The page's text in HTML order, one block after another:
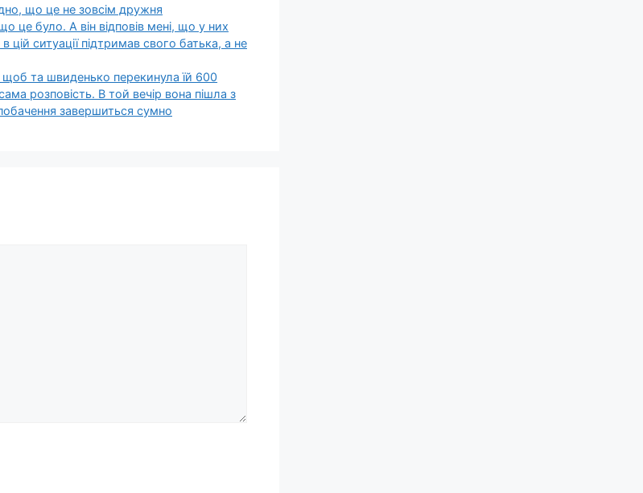
що це не зовсім дружня
було. А він відповів мені, що у них
ситуації підтримав свого батька, а не
щоб та швиденько перекинула їй 600
розповість. В той вечір вона пішла з
завершиться сумно